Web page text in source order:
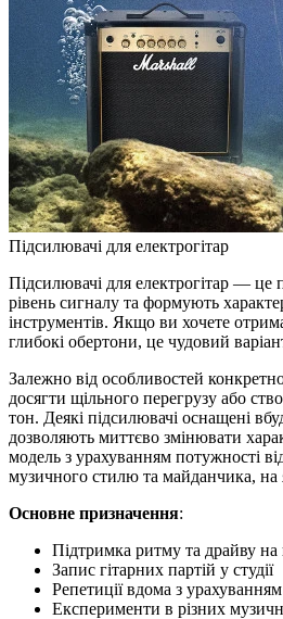
Підсилювачі для електрогітар
Підсилювачі для електрогітар — це
рівень сигналу та формують
інструментів. Якщо ви хочете
глибокі обертони, це чудовий
Залежно від особливостей
досягти щільного перегрузу або
тон. Деякі підсилювачі оснащені
дозволяють миттєво змінювати
модель з урахуванням потужності
музичного стилю та майданчика, на
Основне призначення:
Підтримка ритму та драйву на
Запис гітарних партій у студії
Репетиції вдома з
Експерименти в різних